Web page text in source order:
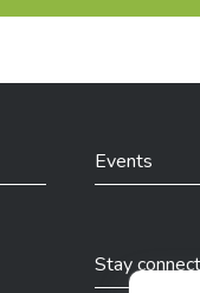
Events
Stay